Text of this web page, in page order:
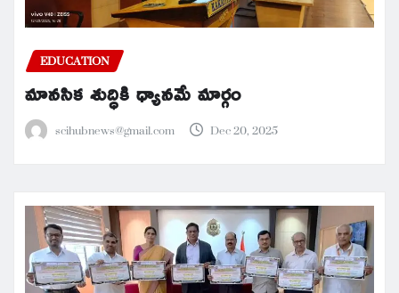
EDUCATION
మానసిక శుద్ధికి ధ్యానమే మార్గం
scihubnews@gmail.com Dec 20, 2025